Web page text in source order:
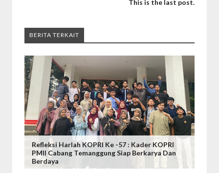
This is the last post.
BERITA TERKAIT
Refleksi Harlah KOPRI Ke -57 : Kader KOPRI
PMII Cabang Temanggung Siap Berkarya Dan
Berdaya